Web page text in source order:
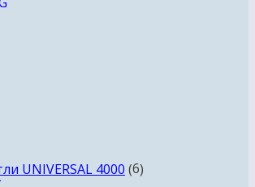
UNIVERSAL 4000 6товаров